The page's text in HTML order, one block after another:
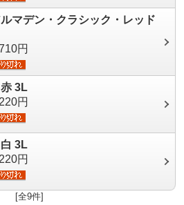
ルマデン・クラシック・レッド
円
3L
円
3L
円
[全9件]